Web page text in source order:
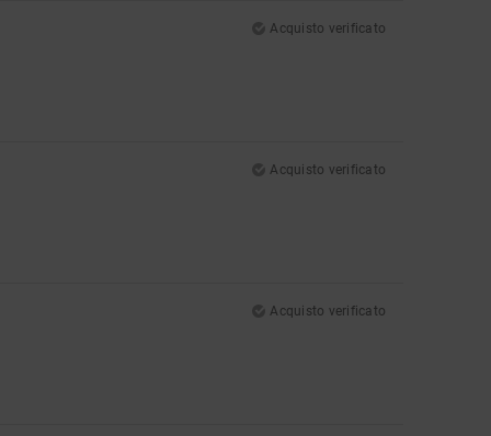
Acquisto verificato
Acquisto verificato
Acquisto verificato